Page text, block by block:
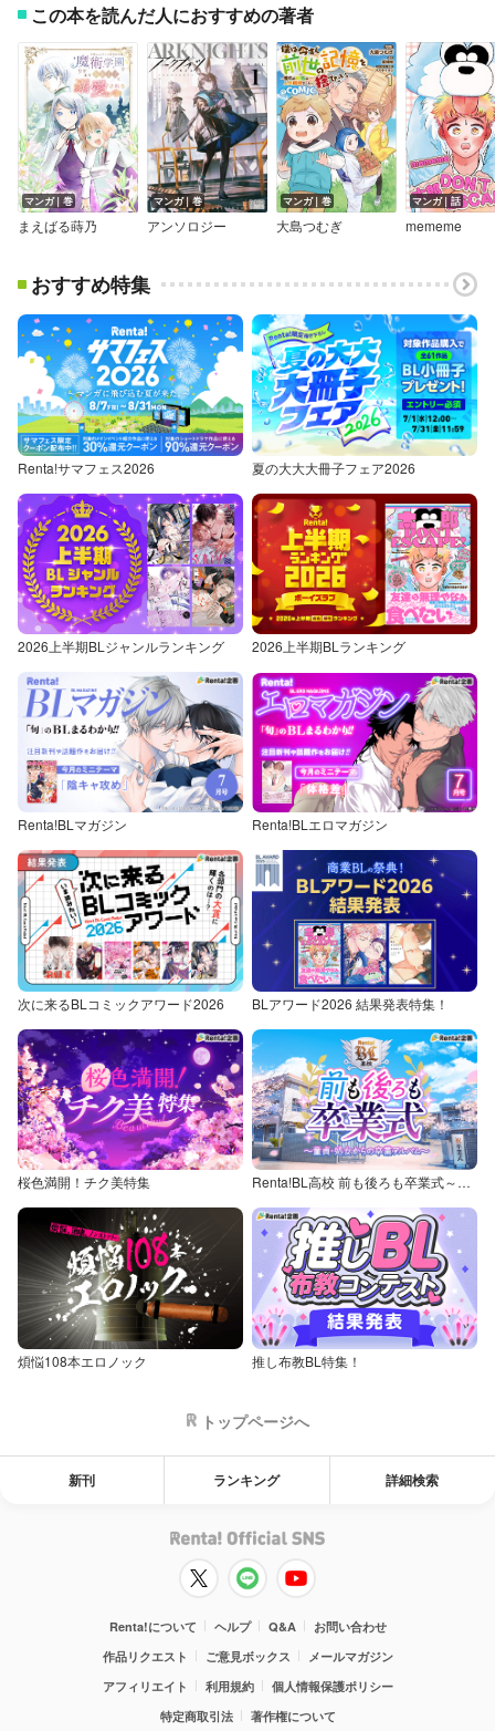
この本を読んだ人におすすめの著者
マンガ｜巻
まえばる蒔乃
マンガ｜巻
アンソロジー
マンガ｜巻
大島つむぎ
マンガ｜話
mememe
おすすめ特集
Renta!サマフェス2026 夏の大大大冊子フェア2026
2026上半期BLジャンルランキング 2026上半期BLランキング
Renta!BLマガジン Renta!BLエロマガジン
次に来るBLコミックアワード2026 BLアワード2026 結果発表特集！
桜色満開！チク美特集 Renta!BL高校 前も後ろも卒業式～童貞・処女からの卒業アルバム～
煩悩108本エロノック 推し布教BL特集！
トップページへ
新刊 ランキング 詳細検索
Renta!について ヘルプ Q&A
お問い合わせ
作品リクエスト
ご意見ボックス
メールマガジン
アフィリエイト
利用規約
個人情報保護ポリシー
特定商取引法
著作権について